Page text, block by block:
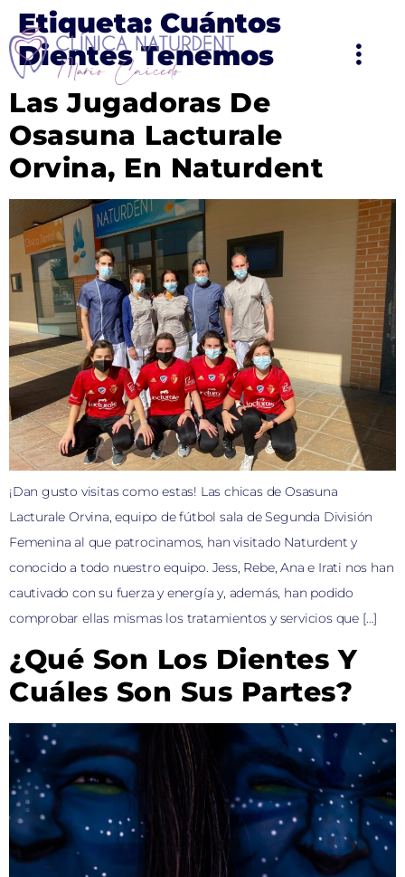
Etiqueta: Cuántos
Dientes Tenemos
Las Jugadoras De
Osasuna Lacturale
Orvina, En Naturdent
¡Dan gusto visitas como estas! Las chicas de Osasuna
Lacturale Orvina, equipo de fútbol sala de Segunda División
Femenina al que patrocinamos, han visitado Naturdent y
conocido a todo nuestro equipo. Jess, Rebe, Ana e Irati nos han
cautivado con su fuerza y energía y, además, han podido
comprobar ellas mismas los tratamientos y servicios que […]
¿Qué Son Los Dientes Y
Cuáles Son Sus Partes?